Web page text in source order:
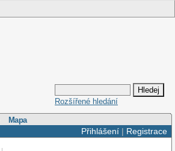
Rozšířené hledání
Mapa
Přihlášení| Registrace